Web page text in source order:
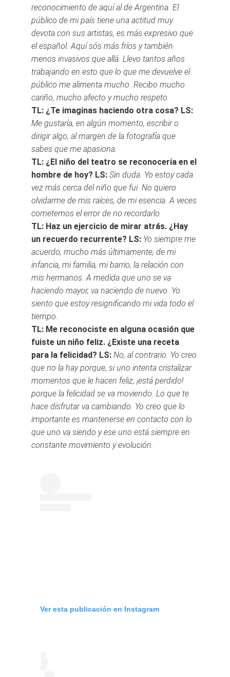
reconocimiento de aquí al de Argentina. El
público de mi país tiene una actitud muy
devota con sus artistas, es más expresivo que
el español. Aquí sós más fríos y también
menos invasivos que allá. Llevo tantos años
trabajando en esto que lo que me devuelve el
público me alimenta mucho. Recibo mucho
cariño, mucho afecto y mucho respeto.
TL: ¿Te imaginas haciendo otra cosa? LS:
Me gustaría, en algún momento, escribir o
dirigir algo, al margen de la fotografía que
sabes que me apasiona.
TL: ¿El niño del teatro se reconocería en el
hombre de hoy? LS: Sin duda. Yo estoy cada
vez más cerca del niño que fui. No quiero
olvidarme de mis raíces, de mi esencia. A veces
cometemos el error de no recordarlo.
TL: Haz un ejercicio de mirar atrás. ¿Hay
un recuerdo recurrente? LS: Yo siempre me
acuerdo, mucho más últimamente, de mi
infancia, mi familia, mi barrio, la relación con
mis hermanos. A medida que uno se va
haciendo mayor, va naciendo de nuevo. Yo
siento que estoy resignificando mi vida todo el
tiempo.
TL: Me reconociste en alguna ocasión que
fuiste un niño feliz. ¿Existe una receta
para la felicidad? LS: No, al contrario. Yo creo
que no la hay porque, si uno intenta cristalizar
momentos que le hacen feliz, ¡está perdido!
porque la felicidad se va moviendo. Lo que te
hace disfrutar va cambiando. Yo creo que lo
importante es mantenerse en contacto con lo
que uno va siendo y ese uno está siempre en
constante movimiento y evolución.
Ver esta publicación en Instagram